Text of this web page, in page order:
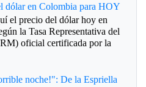
dólar en Colombia para HOY
el precio del dólar hoy en
la Tasa Representativa del
oficial certificada por la
noche!": De la Espriella